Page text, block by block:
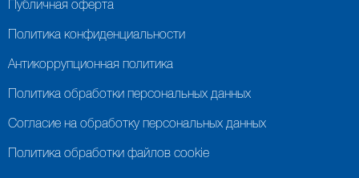
Публичная оферта
Политика конфиденциальности
Антикоррупционная политика
Политика обработки персональных данных
Согласие на обработку персональных данных
Политика обработки файлов cookie